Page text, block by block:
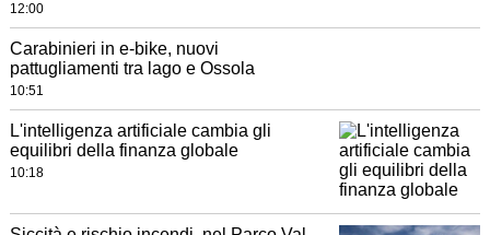
12:00
Carabinieri in e-bike, nuovi
pattugliamenti tra lago e Ossola
10:51
L'intelligenza artificiale cambia gli
equilibri della finanza globale
10:18